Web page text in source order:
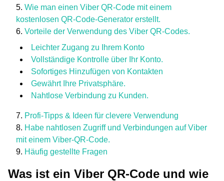
Wie man einen Viber QR-Code mit einem
kostenlosen QR-Code-Generator erstellt.
Vorteile der Verwendung des Viber QR-Codes.
Leichter Zugang zu Ihrem Konto
Vollständige Kontrolle über Ihr Konto.
Sofortiges Hinzufügen von Kontakten
Gewährt Ihre Privatsphäre.
Nahtlose Verbindung zu Kunden.
Profi-Tipps & Ideen für clevere Verwendung
Habe nahtlosen Zugriff und Verbindungen auf Viber
mit einem Viber-QR-Code.
Häufig gestellte Fragen
Was ist ein Viber QR-Code und wie